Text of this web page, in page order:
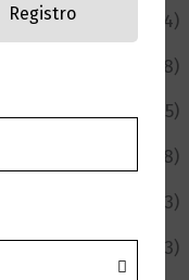
(4)
(228)
(75)
(88)
(213)
(373)
Registro